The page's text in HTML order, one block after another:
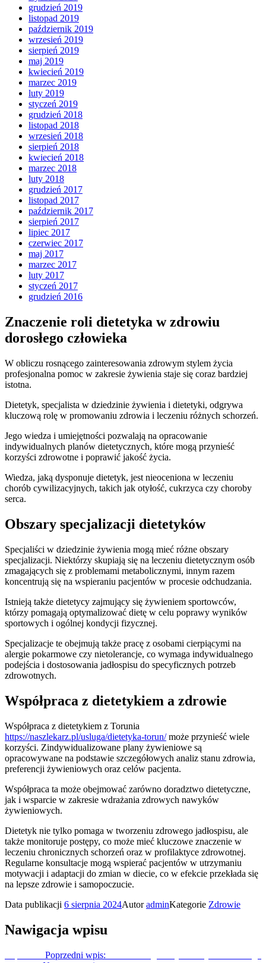
grudzień 2019
listopad 2019
październik 2019
wrzesień 2019
sierpień 2019
maj 2019
kwiecień 2019
marzec 2019
luty 2019
styczeń 2019
grudzień 2018
listopad 2018
wrzesień 2018
sierpień 2018
kwiecień 2018
marzec 2018
luty 2018
grudzień 2017
listopad 2017
październik 2017
sierpień 2017
lipiec 2017
czerwiec 2017
maj 2017
marzec 2017
luty 2017
styczeń 2017
grudzień 2016
Znaczenie roli dietetyka w zdrowiu
dorosłego człowieka
W obliczu rosnącego zainteresowania zdrowym stylem życia
profesjonalna pomoc w zakresie żywienia staje się coraz bardziej
istotna.
Dietetyk, specjalista w dziedzinie żywienia i dietetyki, odgrywa
kluczową rolę w promowaniu zdrowia i leczeniu różnych schorzeń.
Jego wiedza i umiejętności pozwalają na opracowanie
indywidualnych planów dietetycznych, które mogą przynieść
korzyści zdrowotne i poprawić jakość życia.
Wiedza, jaką dysponuje dietetyk, jest nieoceniona w leczeniu
chorób cywilizacyjnych, takich jak otyłość, cukrzyca czy choroby
serca.
Obszary specjalizacji dietetyków
Specjaliści w dziedzinie żywienia mogą mieć różne obszary
specjalizacji. Niektórzy skupiają się na leczeniu dietetycznym osób
zmagających się z problemami metabolicznymi, innym razem
koncentrują się na wspieraniu pacjentów w procesie odchudzania.
Istnieją także dietetycy zajmujący się żywieniem sportowców,
którzy pomagają optymalizować dietę w celu poprawy wyników
sportowych i ogólnej kondycji fizycznej.
Specjalizacje te obejmują także pracę z osobami cierpiącymi na
alergie pokarmowe czy nietolerancje, co wymaga indywidualnego
podejścia i dostosowania jadłospisu do specyficznych potrzeb
zdrowotnych.
Współpraca z dietetykiem a zdrowie
Współpraca z dietetykiem z Torunia
https://naszlekarz.pl/usluga/dietetyka-torun/może przynieść wiele
korzyści. Zindywidualizowane plany żywieniowe są
opracowywane na podstawie szczegółowych analiz stanu zdrowia,
preferencji żywieniowych oraz celów pacjenta.
Współpraca ta może obejmować zarówno doradztwo dietetyczne,
jak i wsparcie w zakresie wdrażania zdrowych nawyków
żywieniowych.
Dietetyk nie tylko pomaga w tworzeniu zdrowego jadłospisu, ale
także monitoruje postępy, co może mieć kluczowe znaczenie w
leczeniu chronicznych schorzeń oraz w profilaktyce zdrowotnej.
Regularne konsultacje mogą wspierać pacjentów w utrzymaniu
motywacji i adaptacji do zmian w diecie, co w efekcie przekłada się
na lepsze zdrowie i samopoczucie.
Data publikacji 6 sierpnia 2024AutoradminKategorie Zdrowie
Nawigacja wpisu
Poprzedni wpis: